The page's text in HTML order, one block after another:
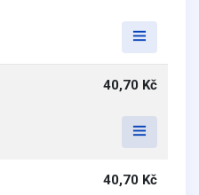
40,70 Kč
40,70 Kč